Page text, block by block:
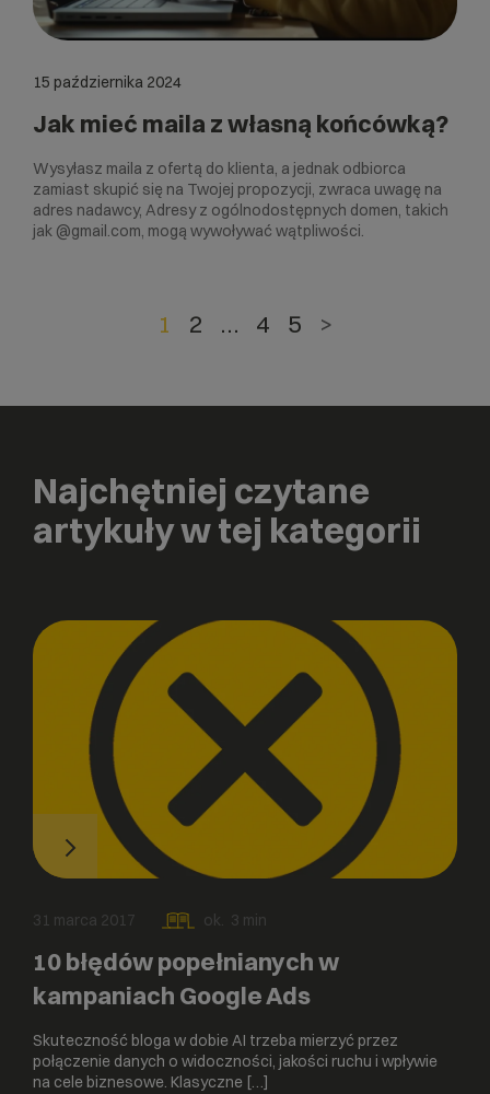
15 października 2024
Jak mieć maila z własną końcówką?
Wysyłasz maila z ofertą do klienta, a jednak odbiorca
zamiast skupić się na Twojej propozycji, zwraca uwagę na
adres nadawcy, Adresy z ogólnodostępnych domen, takich
jak @‌gmail.com, mogą wywoływać wątpliwości.
1 2 … 4 5 >
Najchętniej czytane
artykuły w tej kategorii
31 marca 2017 ok. 3 min
10 błędów popełnianych w
kampaniach Google Ads
Skuteczność bloga w dobie AI trzeba mierzyć przez
połączenie danych o widoczności, jakości ruchu i wpływie
na cele biznesowe. Klasyczne […]